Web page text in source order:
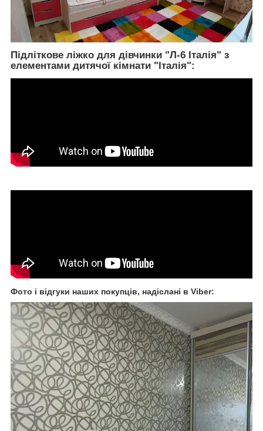
Підліткове ліжко для дівчинки "Л-6 Італія" з
елементами дитячої кімнати "Італія":
Фото і відгуки наших покупців, надіслані в Viber: